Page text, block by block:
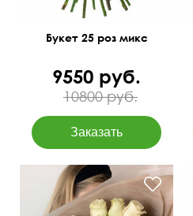
Букет 25 роз микс
9550 руб.
10800 руб.